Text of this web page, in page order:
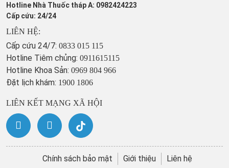
Hotline Nhà Thuốc tháp A: 0982424223
Cấp cứu: 24/24
LIÊN HỆ:
Cấp cứu 24/7: 0833 015 115
Hotline Tiêm chủng: 0911615115
Hotline Khoa Sản: 0969 804 966
Đặt lịch khám: 1900 1806
LIÊN KẾT MẠNG XÃ HỘI
Chính sách bảo mật Giới thiệu Liên hệ